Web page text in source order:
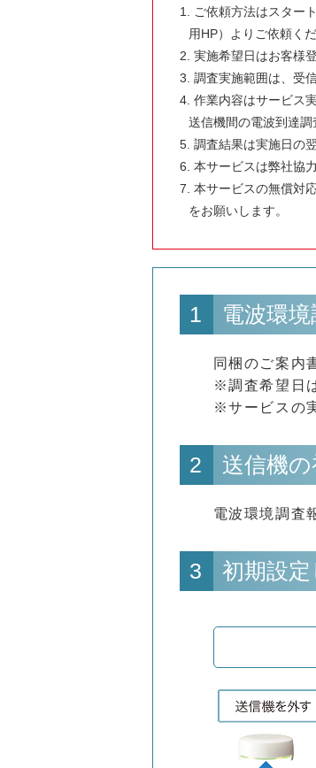
ご依頼方法はスター
用HP）よりご依頼く
実施希望日はお客様
調査実施範囲は、受
作業内容はサービス
送信機間の電波到達調
調査結果は実施日の
本サービスは弊社協
本サービスの無償対
をお願いします。
1 電波環
同梱のご案内
※調査希望日
※サービスの
2 送信機
電波環境調査
3 初期設